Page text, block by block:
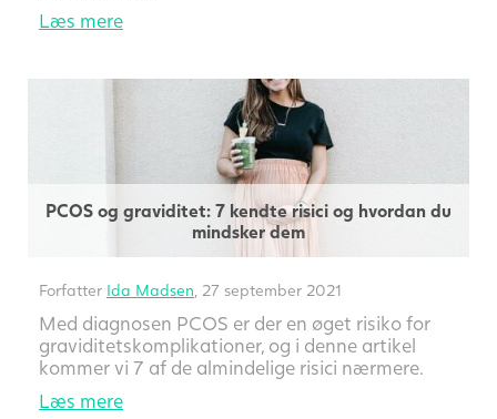
Læs mere
PCOS og graviditet: 7 kendte risici og hvordan du
mindsker dem
Forfatter Ida Madsen , 27 september 2021
Med diagnosen PCOS er der en øget risiko for
graviditetskomplikationer, og i denne artikel
kommer vi 7 af de almindelige risici nærmere.
Læs mere